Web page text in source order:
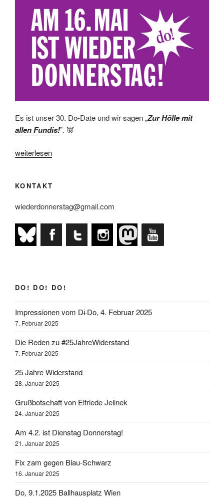
Es ist unser 30. Do-Date und wir sagen „Zur Hölle mit
allen Fundis!”. 👿
„16.
Programm“
weiterlesen
KONTAKT
wiederdonnerstag@gmail.com
DO! DO! DO!
Impressionen vom D̶i̶ Do, 4. Februar 2025
7. Februar 2025
Die Reden zu #25JahreWiderstand
7. Februar 2025
25 Jahre Widerstand
28. Januar 2025
Grußbotschaft von Elfriede Jelinek
24. Januar 2025
Am 4.2. ist Dienstag Donnerstag!
21. Januar 2025
Fix zam gegen Blau-Schwarz
16. Januar 2025
Do, 9.1.2025 Ballhausplatz Wien